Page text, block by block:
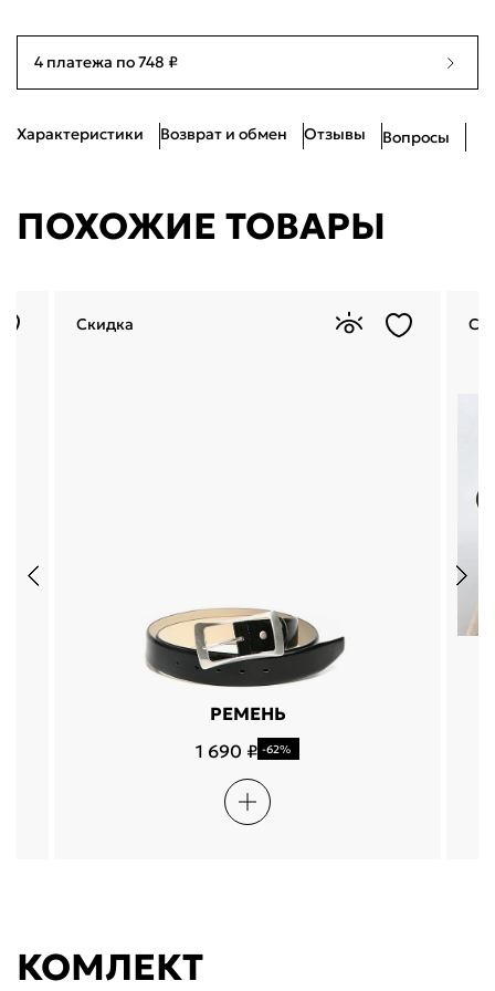
4 платежа по 748 ₽
Характеристики Возврат и обмен Отзывы Вопросы
ПОХОЖИЕ ТОВАРЫ
РЕМЕНЬ
1 690 ₽ -62%
Скидка
КОМЛЕКТ
персональных данных